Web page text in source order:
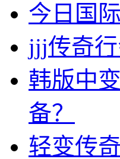
今日国
jjj传奇
韩版中
备？
轻变传